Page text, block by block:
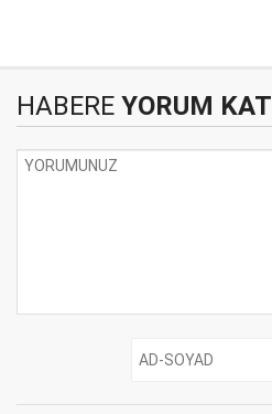
HABERE YORUM KAT